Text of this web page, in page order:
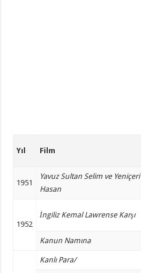
Yıl Film
1951
Yavuz Sultan Selim ve Yeniçeri
Hasan
1952
İngiliz Kemal Lawrense Karşı
Kanun Namına
Kanlı Para/